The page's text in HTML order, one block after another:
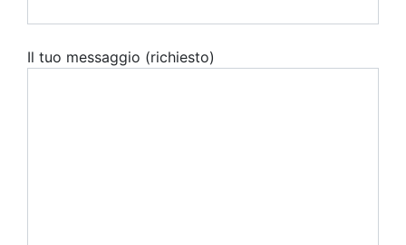
Il tuo messaggio (richiesto)